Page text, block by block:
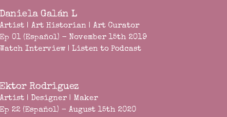
Daniela Galán L
Artist | Art Historian | Art Curator
Ep 01 (Español) - November 15th 2019
Watch Interview | Listen to Podcast
Ektor Rodriguez
Artist | Designer | Maker
Ep 22 (Español) - August 15th 2020